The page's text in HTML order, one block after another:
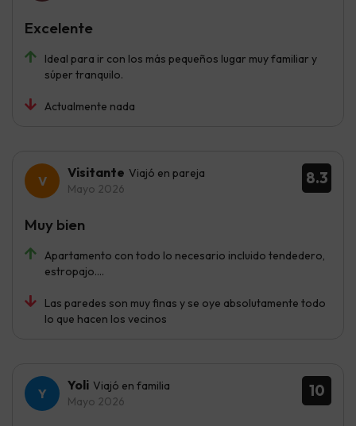
Ideal para ir con los más pequeños lugar muy familiar y
súper tranquilo.
Actualmente nada
Excelente
8.3
Visitante Viajó en pareja
Mayo 2026
Apartamento con todo lo necesario incluido tendedero,
estropajo….
Las paredes son muy finas y se oye absolutamente todo
lo que hacen los vecinos
Muy bien
10
Yoli Viajó en familia
Mayo 2026